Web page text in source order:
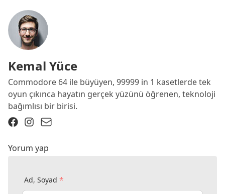
Kemal Yüce
Commodore 64 ile büyüyen, 99999 in 1 kasetlerde tek
oyun çıkınca hayatın gerçek yüzünü öğrenen, teknoloji
bağımlısı bir birisi.
Yorum yap
Ad, Soyad *